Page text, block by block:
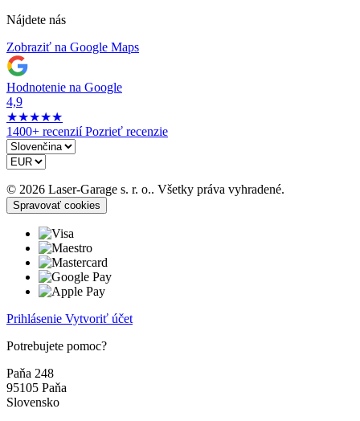
Nájdete nás
Zobraziť na Google Maps
Hodnotenie na Google
4,9
★★★★★
1400+ recenzií Pozrieť recenzie
© 2026 Laser-Garage s. r. o.. Všetky práva vyhradené.
Spravovať cookies
Prihlásenie Vytvoriť účet
Potrebujete pomoc?
Paňa 248
95105 Paňa
Slovensko